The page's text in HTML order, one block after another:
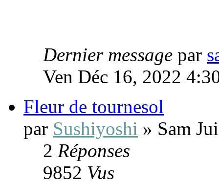
Dernier message par
Ven Déc 16, 2022
Fleur de tournesol
par Sushiyoshi » Sam
2 Réponses
9852 Vus